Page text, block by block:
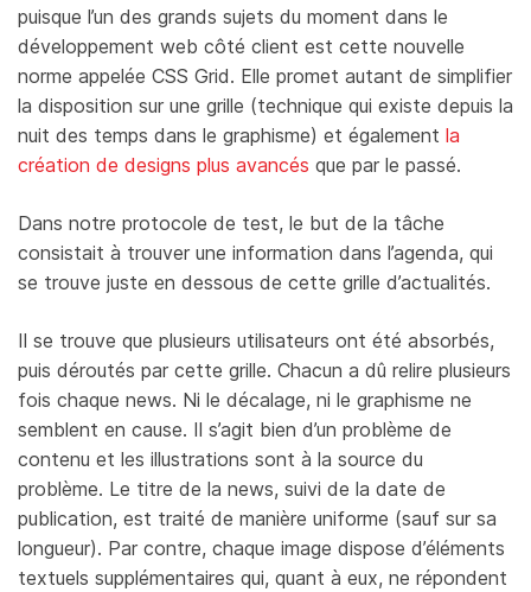
puisque l’un des grands sujets du moment dans le
développement web côté client est cette nouvelle
norme appelée CSS Grid. Elle promet autant de simplifier
la disposition sur une grille (technique qui existe depuis la
nuit des temps dans le graphisme) et également la
création de designs plus avancés que par le passé.
Dans notre protocole de test, le but de la tâche
consistait à trouver une information dans l’agenda, qui
se trouve juste en dessous de cette grille d’actualités.
Il se trouve que plusieurs utilisateurs ont été absorbés,
puis déroutés par cette grille. Chacun a dû relire plusieurs
fois chaque news. Ni le décalage, ni le graphisme ne
semblent en cause. Il s’agit bien d’un problème de
contenu et les illustrations sont à la source du
problème. Le titre de la news, suivi de la date de
publication, est traité de manière uniforme (sauf sur sa
longueur). Par contre, chaque image dispose d’éléments
textuels supplémentaires qui, quant à eux, ne répondent